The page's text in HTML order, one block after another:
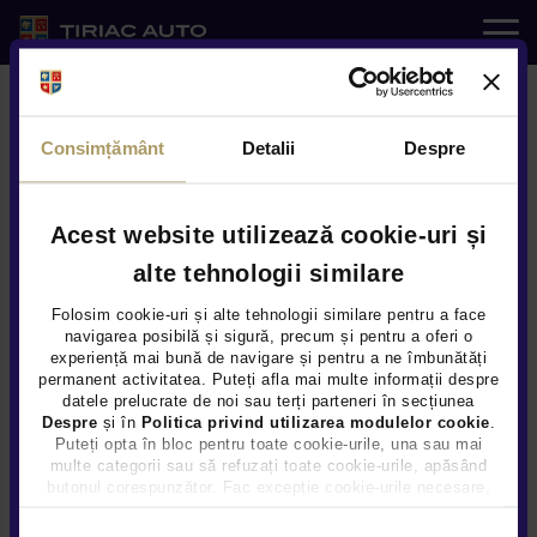
Consimțământ Detalii Despre
Acest website utilizează cookie-uri și
alte tehnologii similare
Folosim cookie-uri și alte tehnologii similare pentru a face
navigarea posibilă și sigură, precum și pentru a oferi o
experiență mai bună de navigare și pentru a ne îmbunătăți
permanent activitatea. Puteți afla mai multe informații despre
datele prelucrate de noi sau terți parteneri în secțiunea
Despre și în Politica privind utilizarea modulelor cookie.
Puteți opta în bloc pentru toate cookie-urile, una sau mai
multe categorii sau să refuzați toate cookie-urile, apăsând
butonul corespunzător. Fac excepție cookie-urile necesare,
Auto rulate
Service
Servicii
Noutati
Modele
Descopera Ask Mercedes -
Asistentul Virtual Inteligent